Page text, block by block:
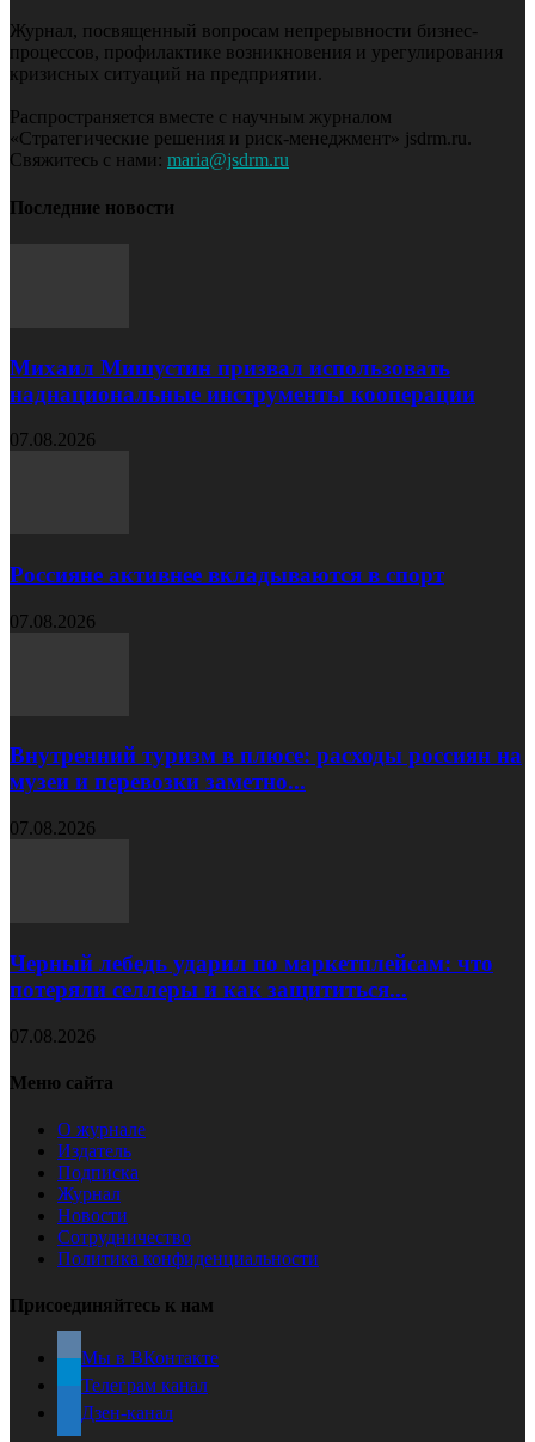
Журнал, посвященный вопросам непрерывности бизнес-
процессов, профилактике возникновения и урегулирования
кризисных ситуаций на предприятии.
Распространяется вместе с научным журналом
«Стратегические решения и риск-менеджмент» jsdrm.ru.
Свяжитесь с нами: maria@jsdrm.ru
Последние новости
Михаил Мишустин призвал использовать
наднациональные инструменты кооперации
07.08.2026
Россияне активнее вкладываются в спорт
07.08.2026
Внутренний туризм в плюсе: расходы россиян на
музеи и перевозки заметно...
07.08.2026
Черный лебедь ударил по маркетплейсам: что
потеряли селлеры и как защититься...
07.08.2026
Меню сайта
О журнале
Издатель
Подписка
Журнал
Новости
Сотрудничество
Политика конфиденциальности
Присоединяйтесь к нам
Мы в ВКонтакте
Телеграм канал
Дзен-канал